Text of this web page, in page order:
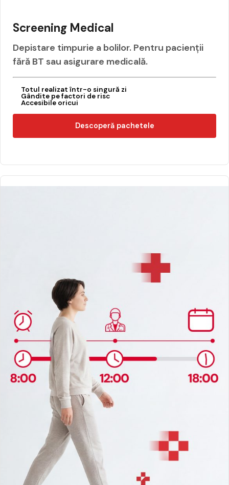
Screening Medical
Depistare timpurie a bolilor. Pentru pacienții
fără BT sau asigurare medicală.
Totul realizat într-o singură zi
Gândite pe factori de risc
Accesibile oricui
Descoperă pachetele